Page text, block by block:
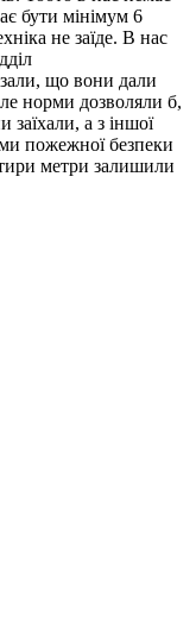
бути мінімум 6
не заїде. В нас
що вони дали
норми дозволяли б,
заїхали, а з іншої
пожежної безпеки
метри залишили